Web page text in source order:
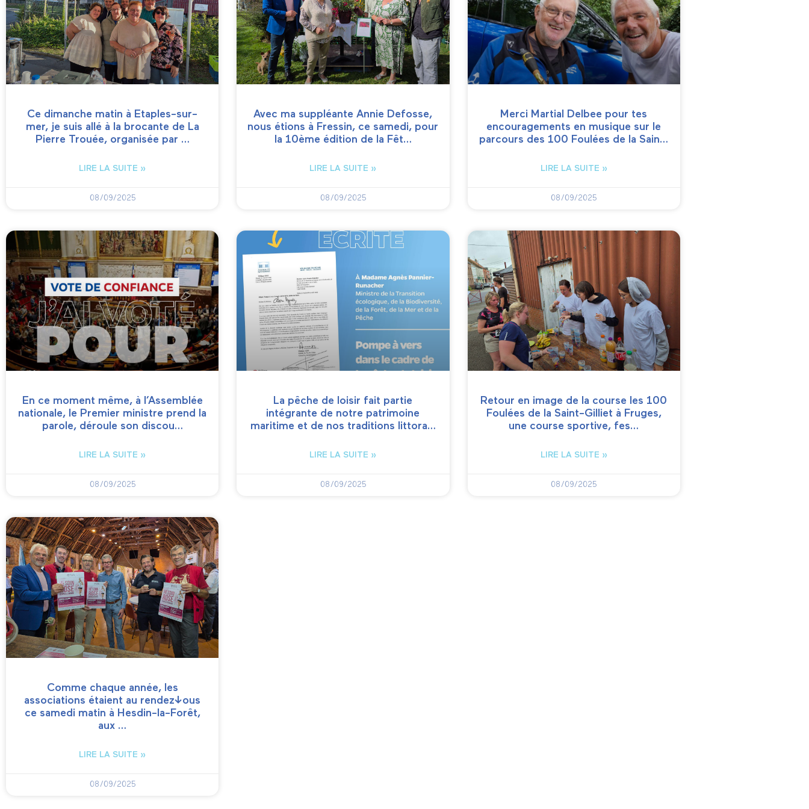
Ce dimanche matin à Etaples-sur-
mer, je suis allé à la brocante de La
Pierre Trouée, organisée par …
LIRE LA SUITE »
08/09/2025
Avec ma suppléante Annie Defosse,
nous étions à Fressin, ce samedi, pour
la 10ème édition de la Fêt…
LIRE LA SUITE »
08/09/2025
Merci Martial Delbee pour tes
encouragements en musique sur le
parcours des 100 Foulées de la Sain…
LIRE LA SUITE »
08/09/2025
En ce moment même, à l’Assemblée
nationale, le Premier ministre prend la
parole, déroule son discou…
LIRE LA SUITE »
08/09/2025
La pêche de loisir fait partie
intégrante de notre patrimoine
maritime et de nos traditions littora…
LIRE LA SUITE »
08/09/2025
Retour en image de la course les 100
Foulées de la Saint-Gilliet à Fruges,
une course sportive, fes…
LIRE LA SUITE »
08/09/2025
Comme chaque année, les
associations étaient au rendez-vous
ce samedi matin à Hesdin-la-Forêt,
aux …
LIRE LA SUITE »
08/09/2025